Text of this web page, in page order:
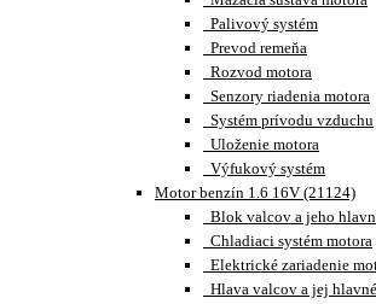
Palivový systém
Prevod remeňa
Rozvod motora
Senzory riadenia motora
Systém prívodu vzduchu
Uloženie motora
Výfukový systém
Motor benzín 1.6 16V (21124)
Blok valcov a jeho
Chladiaci systém motora
Elektrické zariadenie
Hlava valcov a jej